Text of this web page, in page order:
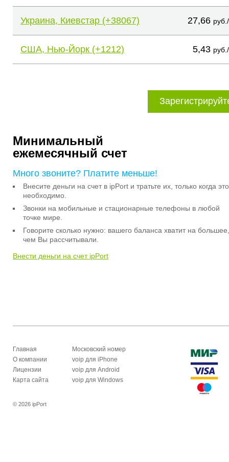
Украина, Киевстар (+38067) 27,66
США, Нью-Йорк (+1212) 5,43
Минимальный
ежемесячный счет
Много звоните? Платите меньше!
Внесите деньги на счет в ipPort и тратьте их, только когда это
необходимо.
Звонки на мобильные и стационарные телефоны в любой
точке мире.
Говорите сколько нужно: вашего баланса хватит на большее,
чем Вы рассчитывали.
Внести деньги на счет ipPort
Главная
О компании
Лицензии
Карта сайта
Московский номер
voip для iPhone
voip для Android
voip для Windows
© 2026 ipPort